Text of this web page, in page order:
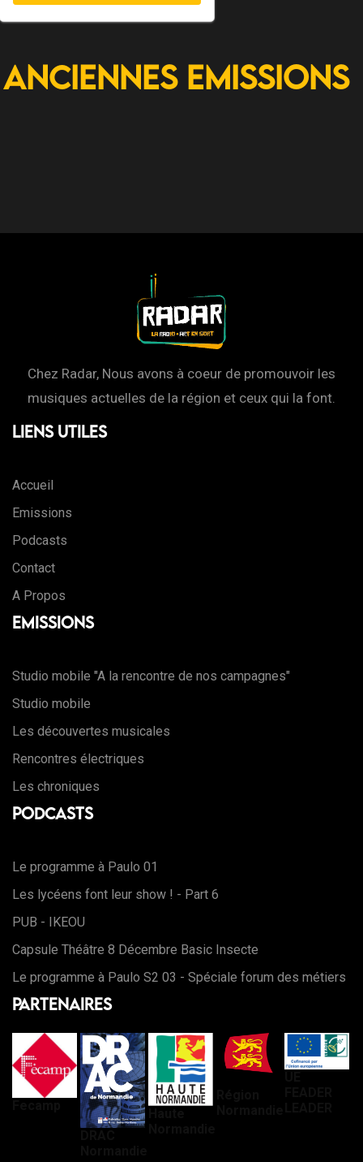
Anciennes Emissions
Chez Radar, Nous avons à coeur de promouvoir les
musiques actuelles de la région et ceux qui la font.
Liens Utiles
Accueil
Emissions
Podcasts
Contact
A Propos
Emissions
Studio mobile "A la rencontre de nos campagnes"
Studio mobile
Les découvertes musicales
Rencontres électriques
Les chroniques
Podcasts
Le programme à Paulo 01
Les lycéens font leur show ! - Part 6
PUB - IKEOU
Capsule Théâtre 8 Décembre Basic Insecte
Le programme à Paulo S2 03 - Spéciale forum des métiers
Partenaires